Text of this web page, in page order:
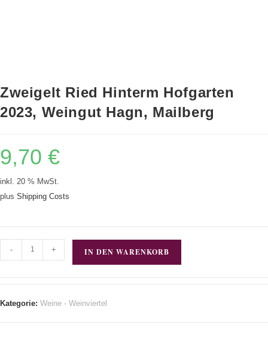
Zweigelt Ried Hinterm Hofgarten
2023, Weingut Hagn, Mailberg
9,70 €
inkl. 20 % MwSt.
plus Shipping Costs
- + IN DEN WARENKORB
Kategorie: Weine - Weinviertel